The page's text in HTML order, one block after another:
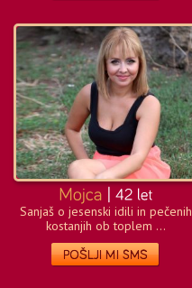
Sanjaš o jesenski idili in pečenih
kostanjih ob toplem ...